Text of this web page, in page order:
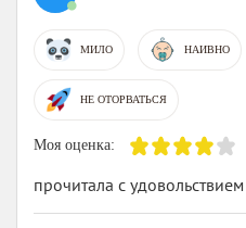
МИЛО НАИВНО
НЕ ОТОРВАТЬСЯ
Моя оценка:
прочитала с